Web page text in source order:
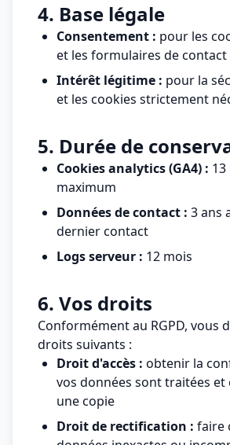
4. Base légale
Consentement : pour les
et les formulaires de contact
Intérêt légitime : pour la
et les cookies strictement
5. Durée de
Cookies analytics (GA4) : 13
maximum
Données de contact : 3 ans
dernier contact
Logs serveur : 12 mois
6. Vos droits
Conformément au RGPD, vous
droits suivants :
Droit d'accès : obtenir la
vos données sont traitées
une copie
Droit de rectification : faire